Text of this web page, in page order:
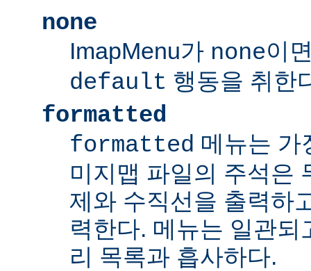
none
ImapMenu가 none이
default 행동을 취한
formatted
formatted 메뉴는 가
미지맵 파일의 주석은
제와 수직선을 출력하
력한다. 메뉴는 일관
리 목록과 흡사하다.